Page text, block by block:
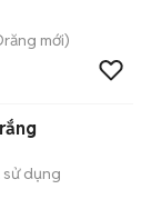
mới)
dụng